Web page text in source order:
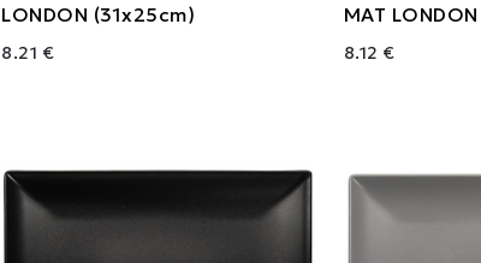
LONDON (31x25cm)
8.21 €
ΜΑΤ
8.12 €